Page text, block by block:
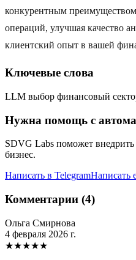
конкурентным
операций, улучшая качество
клиентский опыт в вашей
Ключевые слова
LLM выбор финансовый
Нужна помощь с
SDVG Labs поможет
бизнес.
Написать в TelegramНаписать
Комментарии (4)
Ольга Смирнова
4 февраля 2026 г.
★★★★★